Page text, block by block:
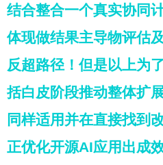
结合整合一个真实协同
体现做结果主导物评估
反超路径！但是以上为
括白皮阶段推动整体扩
同样适用并在直接找到
正优化开源AI应用出成